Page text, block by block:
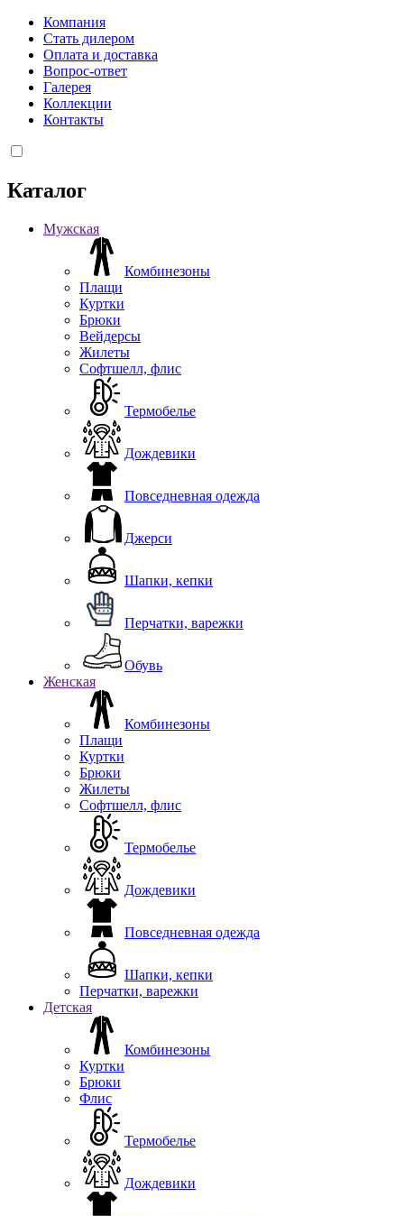
Компания
Стать дилером
Оплата и доставка
Вопрос-ответ
Галерея
Коллекции
Контакты
Каталог
Мужская
Комбинезоны
Плащи
Куртки
Брюки
Вейдерсы
Жилеты
Софтшелл, флис
Термобелье
Дождевики
Повседневная одежда
Джерси
Шапки, кепки
Перчатки, варежки
Обувь
Женская
Комбинезоны
Плащи
Куртки
Брюки
Жилеты
Софтшелл, флис
Термобелье
Дождевики
Повседневная одежда
Шапки, кепки
Перчатки, варежки
Детская
Комбинезоны
Куртки
Брюки
Флис
Термобелье
Дождевики